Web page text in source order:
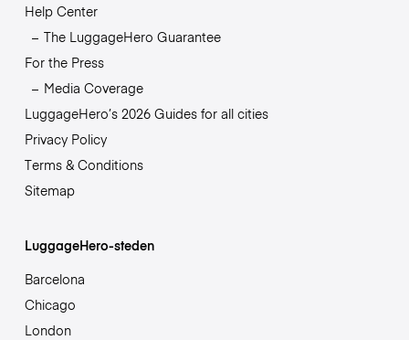
Help Center
The LuggageHero Guarantee
For the Press
Media Coverage
LuggageHero’s 2026 Guides for all cities
Privacy Policy
Terms & Conditions
Sitemap
LuggageHero-steden
Barcelona
Chicago
London